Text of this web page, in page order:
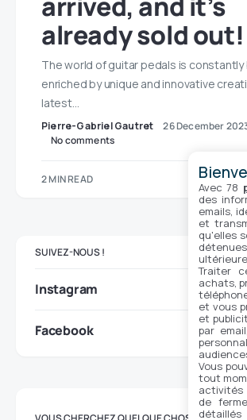
already sold out!
The world of guitar pedals is constantly
enriched by unique and innovative
latest…
Pierre-Gabriel Gautret
26 December
No comments
2 MIN READ
SUIVEZ-NOUS !
Instagram
Facebook
Avec 78
des
emails,
et
qu'elles
Traiter
achats,
et vous
et
par
Vous
tout
activités
de